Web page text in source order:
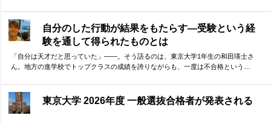
自分のした行動が結果をもたらす―受験という経
験を通して得られたものとは
「自分は天才だと思っていた」——。そう語るのは、東京大学1年生の和田瑛士さ
ん。地方の進学校でトップクラスの成績を誇りながらも、一度は不合格という…
東京大学 2026年度 一般選抜合格者が発表される